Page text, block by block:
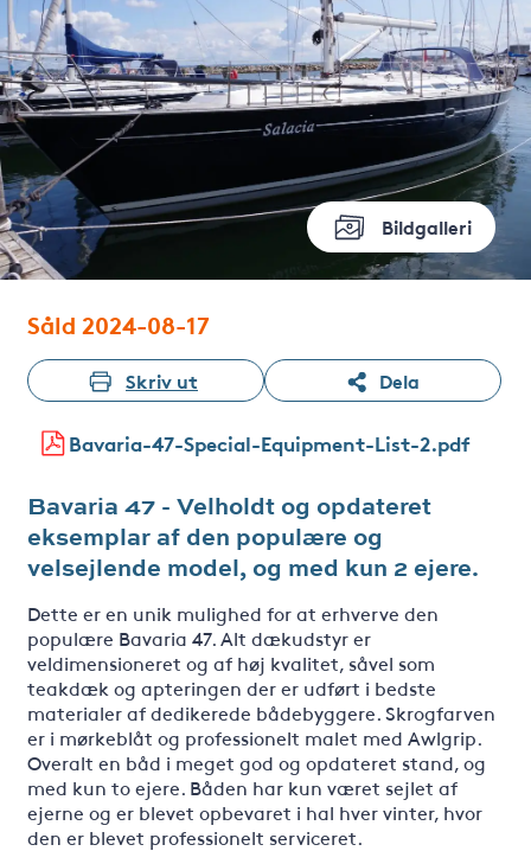
Bildgalleri
Såld 2024-08-17
Skriv ut Dela
Bavaria-47-Special-Equipment-List-2.pdf
Bavaria 47 - Velholdt og opdateret
eksemplar af den populære og
velsejlende model, og med kun 2 ejere.
Dette er en unik mulighed for at erhverve den
populære Bavaria 47. Alt dækudstyr er
veldimensioneret og af høj kvalitet, såvel som
teakdæk og apteringen der er udført i bedste
materialer af dedikerede bådebyggere. Skrogfarven
er i mørkeblåt og professionelt malet med Awlgrip.
Overalt en båd i meget god og opdateret stand, og
med kun to ejere. Båden har kun været sejlet af
ejerne og er blevet opbevaret i hal hver vinter, hvor
den er blevet professionelt serviceret.